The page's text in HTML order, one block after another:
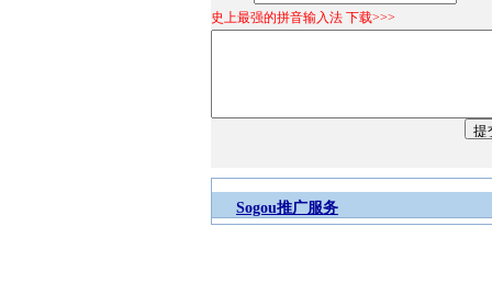
史上最强的拼音输入法 下载>>>
Sogou推广服务